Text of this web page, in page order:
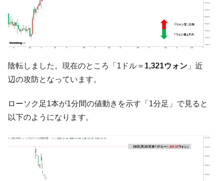
ーにウソのデータを入力したのは明白だ」
『Money1』
韓国･李在明さっそく不動産対策で浅薄な発
言。
『Money1』
韓国は「中国と同じく」投資に不適格な国
『Money1』
『韓国銀行』が「金の保有量を増やしま
す」⇒「金を経由するドル入手」手段ではないのか？
『Money1』
韓国･外為取引量「1日当たり1,214.4億ド
ル」まで拡大 ⇒ 海外資金の動きに強く左右される状態
い「50.5％」に上昇
『Money1』
た ⇒ 国家が行った恐るべき株価操作であり、空前の国政壟
陰転しました。現在のところ「1ドル＝ 1,321ウォン 」近
辺の攻防となっています。
ローソク足1本が1分間の値動きを示す「1分足」で見ると
以下のようになります。